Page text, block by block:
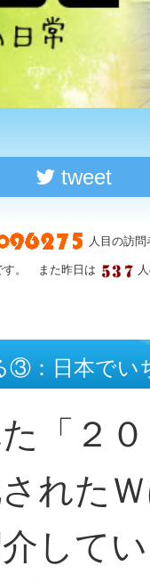
tweet
人目の訪
す。 また昨日は
③：日本でい
「２
れた
して